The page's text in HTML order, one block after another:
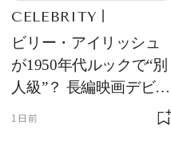
CELEBRITY
ビリー・アイリッシュ
が1950年代ルックで“別
人級”？ 長編映画デビュ
ー作の現場写真に反響
1日前